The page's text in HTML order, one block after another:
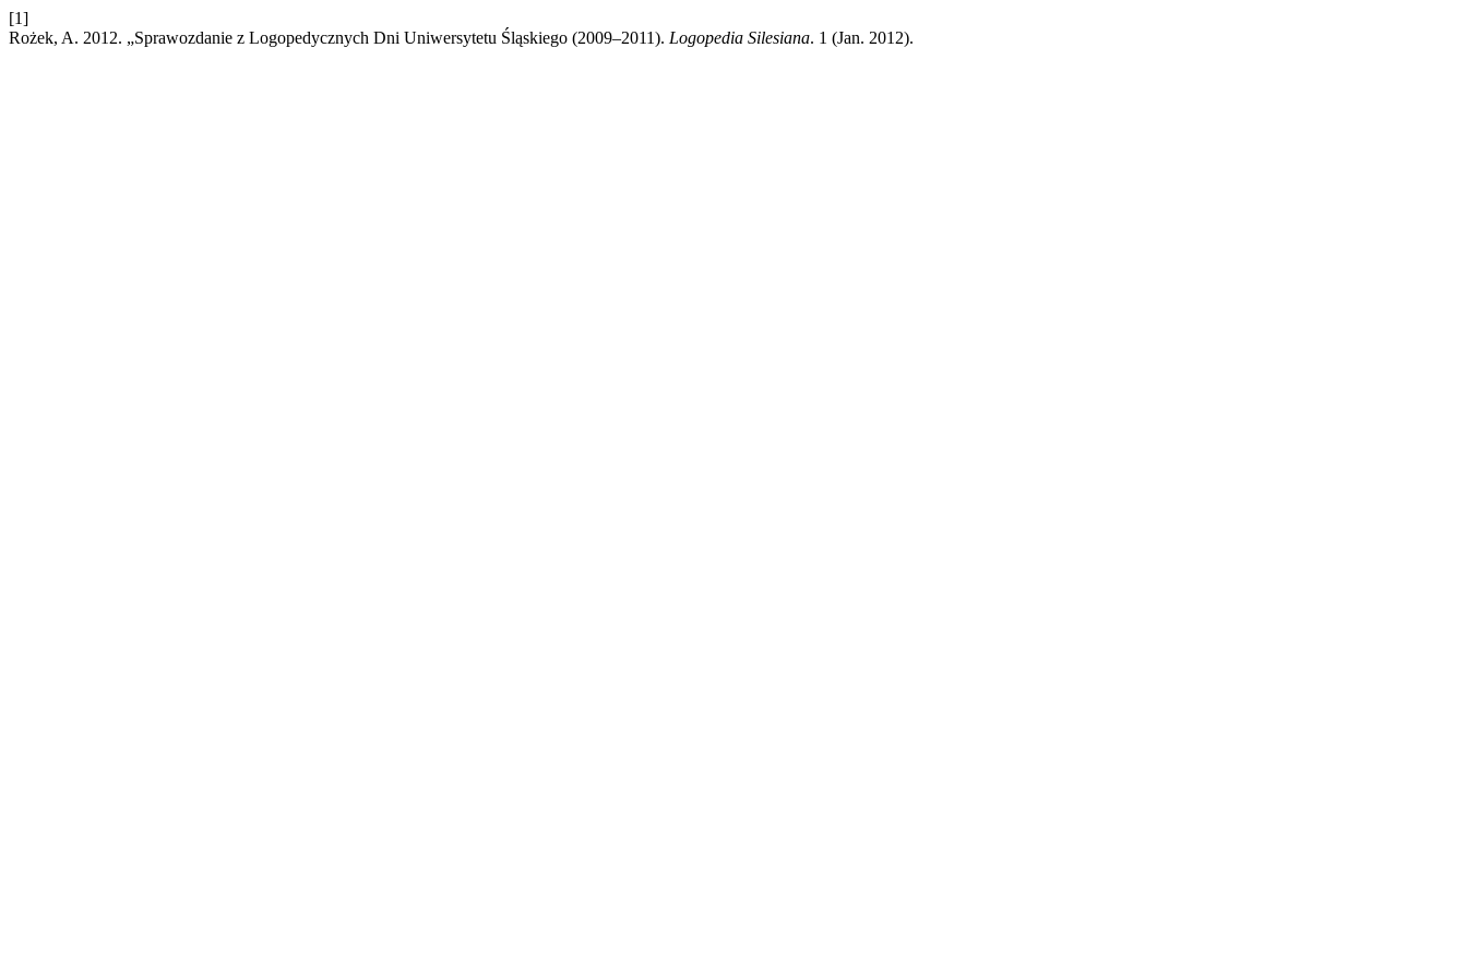
[1]
Rożek, A. 2012. „Sprawozdanie z Logopedycznych Dni Uniwersytetu Śląskiego (2009–2011). Logopedia Silesiana. 1 (Jan. 2012).